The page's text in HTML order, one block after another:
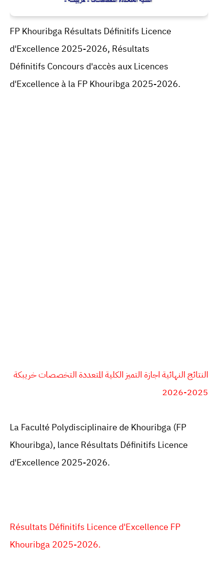
FP Khouribga Résultats Définitifs Licence
d'Excellence 2025-2026, Résultats
Définitifs Concours d'accès aux Licences
d'Excellence à la FP Khouribga 2025-2026.
النتائج النهائية اجازة التميز الكلية المتعددة التخصصات خريبكة
2025-2026
La Faculté Polydisciplinaire de Khouribga(FP
Khouribga), lance Résultats Définitifs Licence
d'Excellence 2025-2026.
Résultats Définitifs Licence d'Excellence FP
Khouribga 2025-2026.